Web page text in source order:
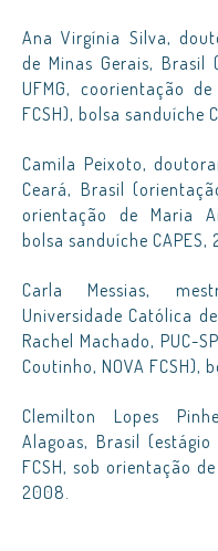
Ana Virgínia Silva,
de Minas Gerais, Brasil
UFMG, coorientação
FCSH), bolsa sanduíche
Camila Peixoto,
Ceará, Brasil
orientação de Maria
bolsa sanduíche CAPES,
Carla Messias,
Universidade Católica
Rachel Machado, PUC-
Coutinho, NOVA FCSH),
Clemilton Lopes
Alagoas, Brasil
FCSH, sob orientação
2008.